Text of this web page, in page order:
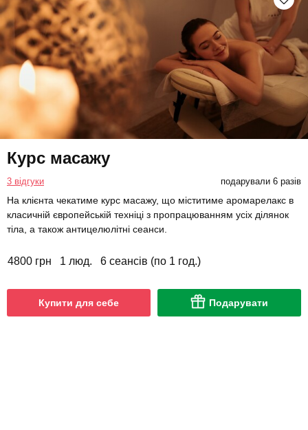
Курс масажу
3 відгуки подарували 6 разів
На клієнта чекатиме курс масажу, що міститиме аромарелакс в
класичній європейській техніці з пропрацюванням усіх ділянок
тіла, а також антицелюлітні сеанси.
4800 грн 1 люд. 6 сеансів (по 1 год.)
Купити для себе Подарувати